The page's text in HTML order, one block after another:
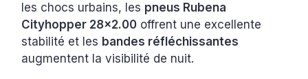
les chocs urbains, les pneus Rubena
Cityhopper 28x2.00 offrent une excellente
stabilité et les bandes réfléchissantes
augmentent la visibilité de nuit.